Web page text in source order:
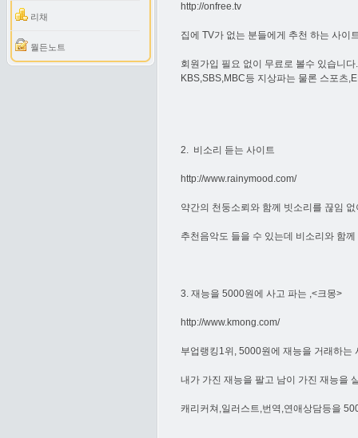
리채
월든노트
http://onfree.tv
집에 TV가 없는 분들에게 추천 하는 사이
회원가입 필요 없이 무료로 볼수 있습니다.
KBS,SBS,MBC등 지상파는 물론 스포츠
2. 비소리 듣는 사이트
http://www.rainymood.com/
약간의 천둥소뢰와 함께 빗소리를 끊임
추천음악도 들을 수 있는데 비소리와 함
3. 재능을 5000원에 사고 파는 ,<크몽>
http://www.kmong.com/
부업랭킹1위, 5000원에 재능을 거래하는
내가 가진 재능을 팔고 남이 가진 재능을
캐리커쳐,일러스트,번역,연애상담등을